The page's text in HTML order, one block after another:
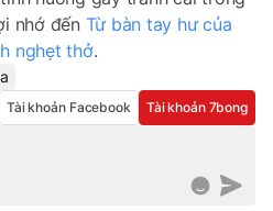
nhớ đến Từ bàn tay hư của
nghẹt thở.
Tài khoản Facebook Tài khoản 7bong